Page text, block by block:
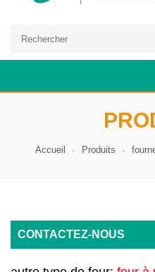
Accueil Produits
CONTACTEZ-NOUS